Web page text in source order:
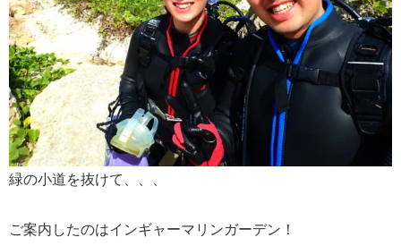
緑の小道を抜けて、、、
ご案内したのはインギャーマリンガーデン！